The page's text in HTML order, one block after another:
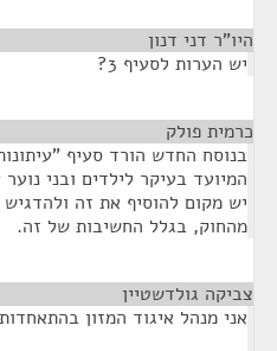
היו"ר דני דנון
יש הערות לסעיף 3?
כרמית פולק
בנוסח החדש הורד סעיף
יש מקום להוסיף את זה
מהחוק, בגלל החשיבות של זה.
צביקה גולדשטיין
אני מנהל איגוד המזון